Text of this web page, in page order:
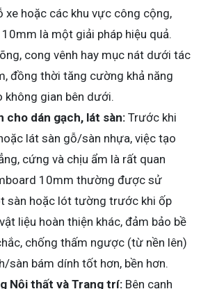
xe hoặc các khu vực công cộng,
là một giải pháp hiệu quả.
cong vênh hay mục nát dưới tác
đồng thời tăng cường khả năng
không gian bên dưới.
cho dán gạch, lát sàn: Trước khi
lát sàn gỗ/sàn nhựa, việc tạo
cứng và chịu ẩm là rất quan
10mm thường được sử
sàn hoặc lót tường trước khi ốp
liệu hoàn thiện khác, đảm bảo bề
chống thấm ngược (từ nền lên)
sàn bám dính tốt hơn, bền hơn.
Nội thất và Trang trí: Bên cạnh